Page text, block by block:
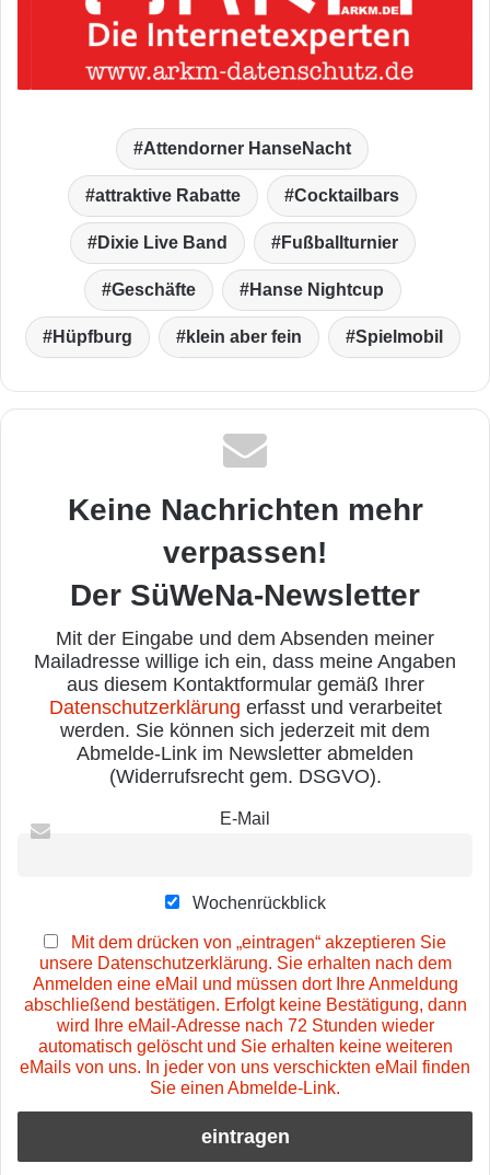
Attendorner HanseNacht
attraktive Rabatte Cocktailbars
Dixie Live Band Fußballturnier
Geschäfte Hanse Nightcup
Hüpfburg klein aber fein Spielmobil
Keine Nachrichten mehr
verpassen!
Der SüWeNa-Newsletter
Mit der Eingabe und dem Absenden meiner
Mailadresse willige ich ein, dass meine Angaben
aus diesem Kontaktformular gemäß Ihrer
Datenschutzerklärung erfasst und verarbeitet
werden. Sie können sich jederzeit mit dem
Abmelde-Link im Newsletter abmelden
(Widerrufsrecht gem. DSGVO).
E-Mail
Wochenrückblick
Mit dem drücken von „eintragen“ akzeptieren Sie
unsere Datenschutzerklärung. Sie erhalten nach dem
Anmelden eine eMail und müssen dort Ihre Anmeldung
abschließend bestätigen. Erfolgt keine Bestätigung, dann
wird Ihre eMail-Adresse nach 72 Stunden wieder
automatisch gelöscht und Sie erhalten keine weiteren
eMails von uns. In jeder von uns verschickten eMail finden
Sie einen Abmelde-Link.